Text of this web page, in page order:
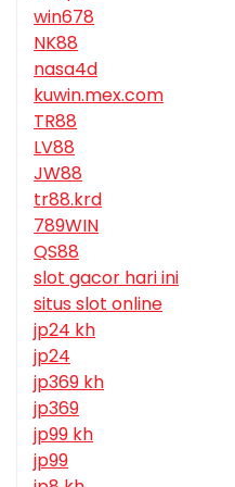
win678
NK88
nasa4d
kuwin.mex.com
TR88
LV88
JW88
tr88.krd
789WIN
QS88
slot gacor hari ini
situs slot online
jp24 kh
jp24
jp369 kh
jp369
jp99 kh
jp99